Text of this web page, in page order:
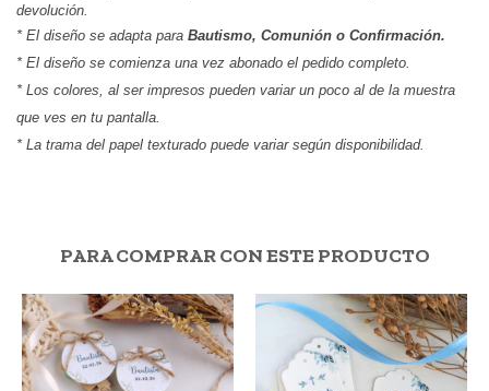
devolución.
* El diseño se adapta para Bautismo, Comunión o Confirmación.
* El diseño se comienza una vez abonado el pedido completo.
* Los colores, al ser impresos pueden variar un poco al de la muestra
que ves en tu pantalla.
* La trama del papel texturado puede variar según disponibilidad.
PARA COMPRAR CON ESTE PRODUCTO